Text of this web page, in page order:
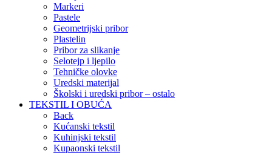
Markeri
Pastele
Geometrijski pribor
Plastelin
Pribor za slikanje
Selotejp i ljepilo
Tehničke olovke
Uredski materijal
Školski i uredski pribor – ostalo
TEKSTIL I OBUĆA
Back
Kućanski tekstil
Kuhinjski tekstil
Kupaonski tekstil